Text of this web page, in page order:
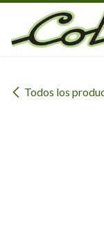
Ir al contenido
Todos los